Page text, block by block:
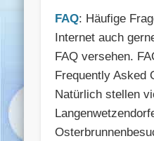
FAQ: Häufige
Internet auch
FAQ versehen.
Frequently Asked
Natürlich stellen